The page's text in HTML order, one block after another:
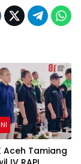
Aceh Tamiang